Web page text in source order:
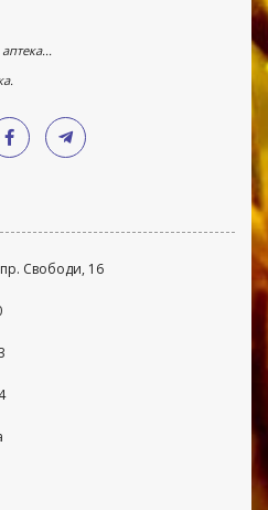
Свободи, 16